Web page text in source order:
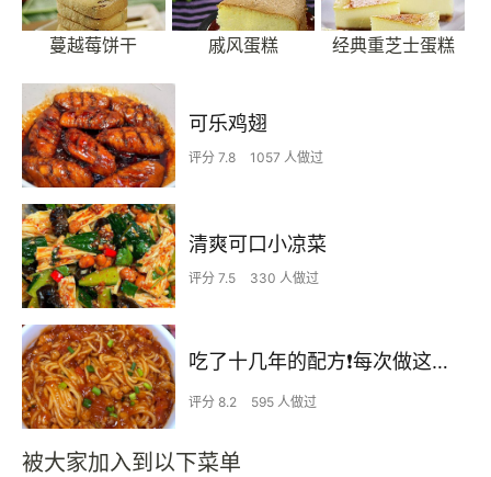
蔓越莓饼干 戚风蛋糕 经典重芝士蛋糕
可乐鸡翅
评分 7.8 1057 人做过
清爽可口小凉菜
评分 7.5 330 人做过
吃了十几年的配方❗️每次做这至少吃2碗
评分 8.2 595 人做过
被大家加入到以下菜单